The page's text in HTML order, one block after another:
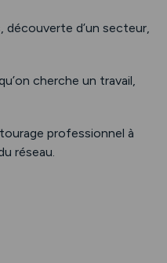
découverte d’un secteur,
cherche un travail,
professionnel à
réseau.